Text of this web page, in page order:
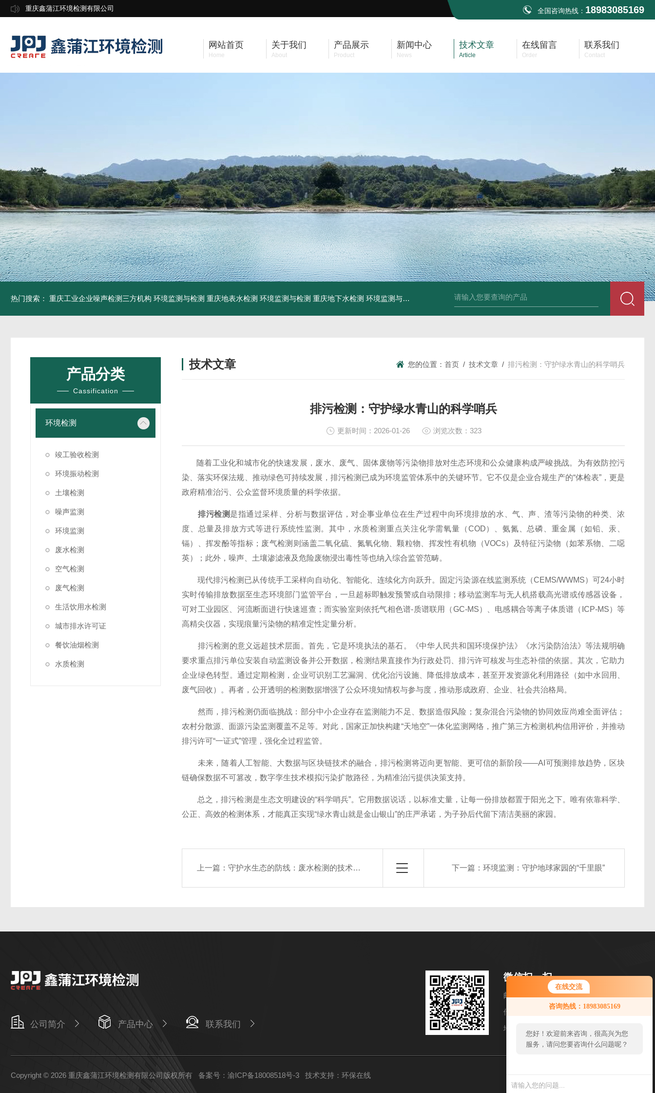
在线交流
咨询热线：18983085169
您好！欢迎前来咨询，很高兴为您
服务，请问您要咨询什么问题呢？
重庆鑫蒲江环境检测有限公司 全国咨询热线： 18983085169
网站首页
Home
关于我们
About
产品展示
Product
新闻中心
News
技术文章
Article
在线留言
Order
联系我们
Contact
热门搜索： 重庆工业企业噪声检测三方机构 环境监测与检测 重庆地表水检测 环境监测与检测 重庆地下水检测 环境监测与检测 重庆餐饮油烟净化器排放检测 环境监测与检测 环境项目验收监测 环境监
产品分类
Cassification
环境检测
竣工验收检测
环境振动检测
土壤检测
噪声监测
环境监测
废水检测
空气检测
废气检测
生活饮用水检测
城市排水许可证
餐饮油烟检测
水质检测
技术文章 您的位置： 首页 / 技术文章 / 排污检测：守护绿水青山的科学哨兵
排污检测：守护绿水青山的科学哨兵
更新时间：2026-01-26 浏览次数：323
随着工业化和城市化的快速发展，废水、废气、固体废物等污染物排放对生态环境和公众健康构成严峻挑战。为有效防控污
染、落实环保法规、推动绿色可持续发展，排污检测已成为环境监管体系中的关键环节。它不仅是企业合规生产的“体检表”，更是
政府精准治污、公众监督环境质量的科学依据。
排污检测 是指通过采样、分析与数据评估，对企事业单位在生产过程中向环境排放的水、气、声、渣等污染物的种类、浓
度、总量及排放方式等进行系统性监测。其中，水质检测重点关注化学需氧量（COD）、氨氮、总磷、重金属（如铅、汞、
镉）、挥发酚等指标；废气检测则涵盖二氧化硫、氮氧化物、颗粒物、挥发性有机物（VOCs）及特征污染物（如苯系物、二噁
英）；此外，噪声、土壤渗滤液及危险废物浸出毒性等也纳入综合监管范畴。
现代排污检测已从传统手工采样向自动化、智能化、连续化方向跃升。固定污染源在线监测系统（CEMS/WWMS）可24小时
实时传输排放数据至生态环境部门监管平台，一旦超标即触发预警或自动限排；移动监测车与无人机搭载高光谱或传感器设备，
可对工业园区、河流断面进行快速巡查；而实验室则依托气相色谱-质谱联用（GC-MS）、电感耦合等离子体质谱（ICP-MS）等
高精尖仪器，实现痕量污染物的精准定性定量分析。
排污检测的意义远超技术层面。首先，它是环境执法的基石。《中华人民共和国环境保护法》《水污染防治法》等法规明确
要求重点排污单位安装自动监测设备并公开数据，检测结果直接作为行政处罚、排污许可核发与生态补偿的依据。其次，它助力
企业绿色转型。通过定期检测，企业可识别工艺漏洞、优化治污设施、降低排放成本，甚至开发资源化利用路径（如中水回用、
废气回收）。再者，公开透明的检测数据增强了公众环境知情权与参与度，推动形成政府、企业、社会共治格局。
然而，排污检测仍面临挑战：部分中小企业存在监测能力不足、数据造假风险；复杂混合污染物的协同效应尚难全面评估；
农村分散源、面源污染监测覆盖不足等。对此，国家正加快构建“天地空”一体化监测网络，推广第三方检测机构信用评价，并推动
排污许可“一证式”管理，强化全过程监管。
未来，随着人工智能、大数据与区块链技术的融合，排污检测将迈向更智能、更可信的新阶段——AI可预测排放趋势，区块
链确保数据不可篡改，数字孪生技术模拟污染扩散路径，为精准治污提供决策支持。
总之，排污检测是生态文明建设的“科学哨兵”。它用数据说话，以标准丈量，让每一份排放都置于阳光之下。唯有依靠科学、
公正、高效的检测体系，才能真正实现“绿水青山就是金山银山”的庄严承诺，为子孙后代留下清洁美丽的家园。
上一篇：守护水生态的防线：废水检测的技术演进与现实意义 下一篇： 环境监测：守护地球家园的“千里眼”
公司简介 产品中心 联系我们
微信扫一扫
邮箱：xinpujangjc@163.com
传真：86-023-67666388
地址：江北区港桥支路12号聚峰国际B栋8楼
Copyright © 2026 重庆鑫蒲江环境检测有限公司版权所有 备案号：渝ICP备18008518号-3 技术支持： 环保在线